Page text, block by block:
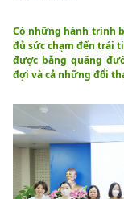
Có những hành trình
đủ sức chạm đến trái
được bằng quãng
đợi và cả những đổi